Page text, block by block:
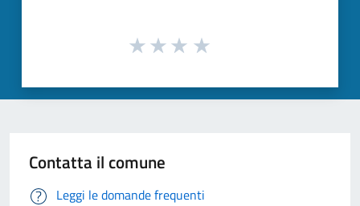
Contatta il comune
Leggi le domande frequenti